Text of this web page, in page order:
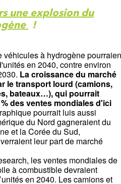
une explosion du
!
véhicules à hydrogène
en 2040, contre environ
La croissance du marché
le transport lourd (camions,
bateaux…), qui pourrait
des ventes mondiales d'ici
pourrait luis aussi
du Nord gagneraient du
et la Corée du Sud,
leur part de marché
les ventes mondiales de
à combustible devraient
en 2040. Les camions et